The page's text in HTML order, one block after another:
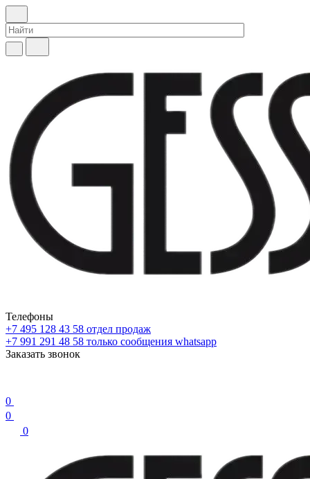
Телефоны
+7 495 128 43 58 отдел продаж
+7 991 291 48 58 только сообщения whatsapp
Заказать звонок
0
0
0